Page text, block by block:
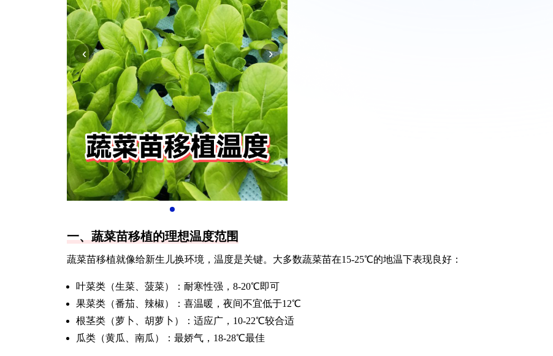
‹ ›
一、蔬菜苗移植的理想温度范围
蔬菜苗移植就像给新生儿换环境，温度是关键。大多数蔬菜苗在15-25℃的地温下表现良好：
叶菜类（生菜、菠菜）：耐寒性强，8-20℃即可
果菜类（番茄、辣椒）：喜温暖，夜间不宜低于12℃
根茎类（萝卜、胡萝卜）：适应广，10-22℃较合适
瓜类（黄瓜、南瓜）：最娇气，18-28℃最佳